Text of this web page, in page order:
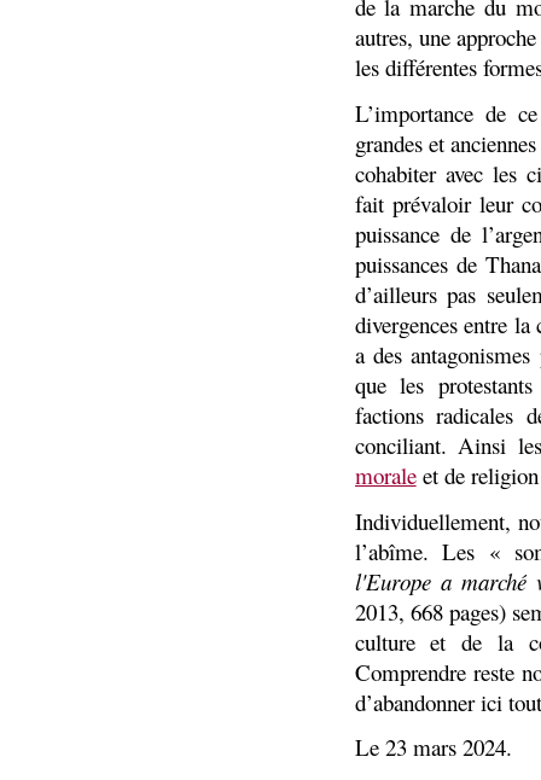
de la marche du
autres, une
les différentes
L’importance de
grandes et
cohabiter avec les
fait prévaloir leur
puissance de
puissances de
d’ailleurs pas
divergences entre
a des
que les
factions radicales
conciliant. Ainsi
moraleet de religion
Individuellement,
l’abîme. Les «
l'Europe a marché
2013, 668 pages)
culture et de la
Comprendre reste
d’abandonner ici
Le 23 mars 2024.